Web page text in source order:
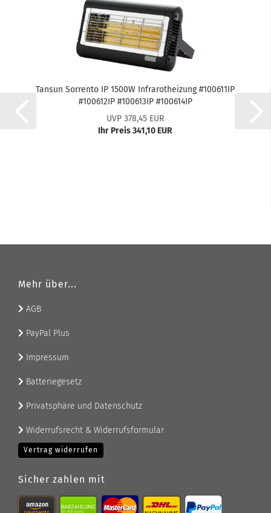
Tan­s­un Sor­ren­to IP 1500W In­fra­rot­hei­zung #100611IP
#100612IP #100613IP #100614IP
UVP 378,45 EUR
Ihr Preis 341,10 EUR
Mehr über...
AGB
PayPal Plus
Impressum
Batteriegesetz
Privatsphäre und Datenschutz
Widerrufsrecht & Widerrufsformular
Vertrag widerrufen
Sicher zahlen mit